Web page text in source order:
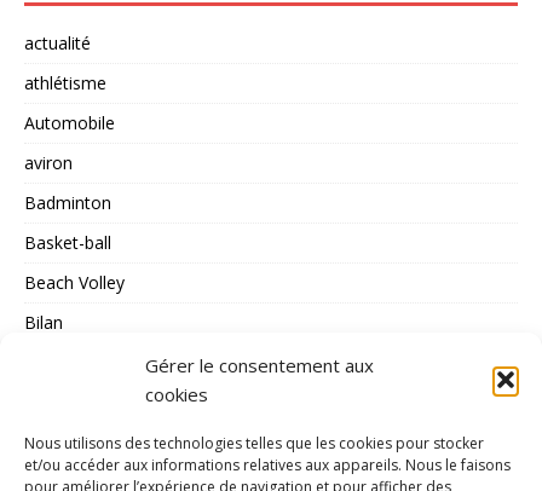
Gérer le consentement aux
cookies
Nous utilisons des technologies telles que les cookies pour stocker
et/ou accéder aux informations relatives aux appareils. Nous le faisons
pour améliorer l’expérience de navigation et pour afficher des
actualité
athlétisme
Automobile
aviron
Badminton
Basket-ball
Beach Volley
Bilan
Cyclisme
Dossier